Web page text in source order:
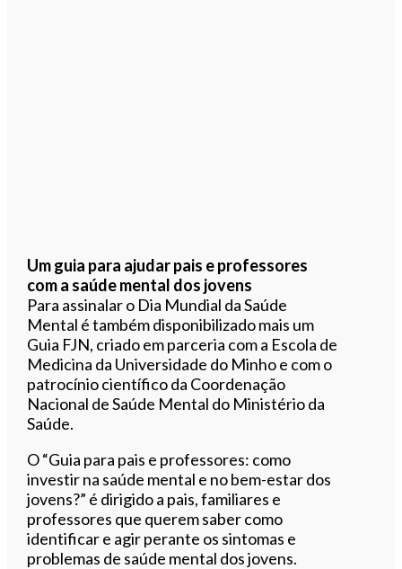
Um guia para ajudar pais e professores
com a saúde mental dos jovens
Para assinalar o Dia Mundial da Saúde
Mental é também disponibilizado mais um
Guia FJN, criado em parceria com a Escola de
Medicina da Universidade do Minho e com o
patrocínio científico da Coordenação
Nacional de Saúde Mental do Ministério da
Saúde.
O “Guia para pais e professores: como
investir na saúde mental e no bem-estar dos
jovens?” é dirigido a pais, familiares e
professores que querem saber como
identificar e agir perante os sintomas e
problemas de saúde mental dos jovens.